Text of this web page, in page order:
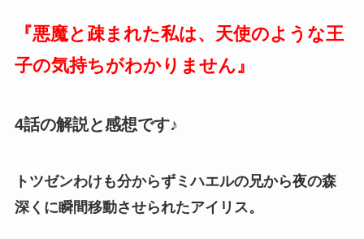
『悪魔と疎まれた私は、天使のような王
子の気持ちがわかりません』
4話の解説と感想です♪
トツゼンわけも分からずミハエルの兄から夜の森
深くに瞬間移動させられたアイリス。